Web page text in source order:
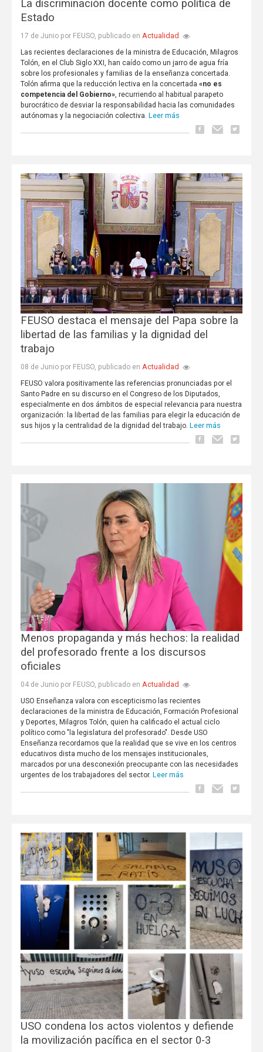
La discriminación docente como política de
Estado
17 de Junio por FEUSO, publicado en Actualidad
Las recientes declaraciones de la ministra de Educación, Milagros
Tolón, en el Club Siglo XXI, han caído como un jarro de agua fría
sobre los profesionales y familias de la enseñanza concertada.
Tolón afirma que la reducción lectiva en la concertada «no es
competencia del Gobierno», recurriendo al habitual parapeto
burocrático de desviar la responsabilidad hacia las comunidades
autónomas y la negociación colectiva. Leer más
FEUSO destaca el mensaje del Papa sobre la
libertad de las familias y la dignidad del
trabajo
08 de Junio por FEUSO, publicado en Actualidad
FEUSO valora positivamente las referencias pronunciadas por el
Santo Padre en su discurso en el Congreso de los Diputados,
especialmente en dos ámbitos de especial relevancia para nuestra
organización: la libertad de las familias para elegir la educación de
sus hijos y la centralidad de la dignidad del trabajo. Leer más
Menos propaganda y más hechos: la realidad
del profesorado frente a los discursos
oficiales
04 de Junio por FEUSO, publicado en Actualidad
USO Enseñanza valora con escepticismo las recientes
declaraciones de la ministra de Educación, Formación Profesional
y Deportes, Milagros Tolón, quien ha calificado el actual ciclo
político como "la legislatura del profesorado". Desde USO
Enseñanza recordamos que la realidad que se vive en los centros
educativos dista mucho de los mensajes institucionales,
marcados por una desconexión preocupante con las necesidades
urgentes de los trabajadores del sector. Leer más
USO condena los actos violentos y defiende
la movilización pacífica en el sector 0-3